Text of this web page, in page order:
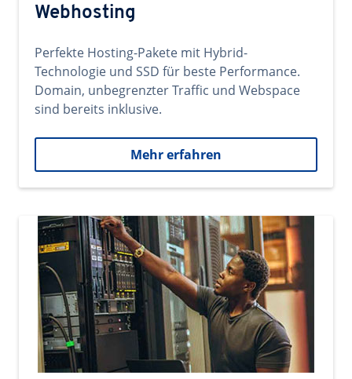
Webhosting
Perfekte Hosting-Pakete mit Hybrid-
Technologie und SSD für beste Performance.
Domain, unbegrenzter Traffic und Webspace
sind bereits inklusive.
Mehr erfahren